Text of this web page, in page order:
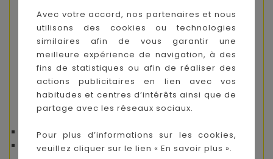
Avec votre accord, nos partenaires et nous
utilisons des cookies ou technologies
similaires afin de vous garantir une
meilleure expérience de navigation, à des
fins de statistiques ou afin de réaliser des
actions publicitaires en lien avec vos
habitudes et centres d’intérêts ainsi que de
partage avec les réseaux sociaux.
Pour plus d’informations sur les cookies,
veuillez cliquer sur le lien « En savoir plus ».
Les + du produit :
Design ludique
Écran en cristaux liquides
Affiche la température entre 35° et 40°C
Compact
Facilement transportable
Amusant
Caractéristiques :
Dimensions : 245 mm x 20 mm x 95 mm
Matériaux : ABS ; Bande à cristaux liquides